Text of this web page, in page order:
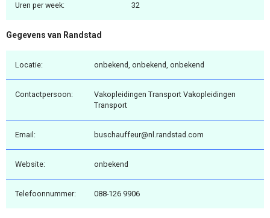
Uren per week: 32
Gegevens van Randstad
Locatie: onbekend, onbekend, onbekend
Contactpersoon:
Vakopleidingen Transport Vakopleidingen
Transport
Email: buschauffeur@nl.randstad.com
Website: onbekend
Telefoonnummer: 088-126 9906